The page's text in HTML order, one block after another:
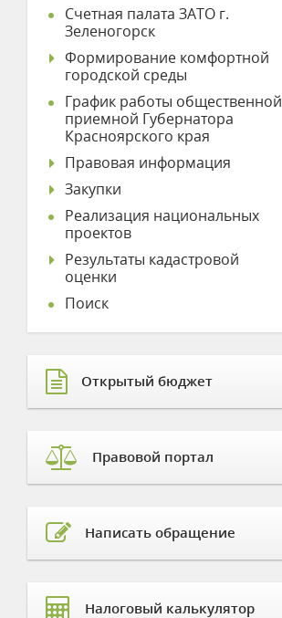
Счетная палата ЗАТО г.
Зеленогорск
Формирование комфортной
городской среды
График работы общественной
приемной Губернатора
Красноярского края
Правовая информация
Закупки
Реализация национальных
проектов
Результаты кадастровой
оценки
Поиск
Открытый бюджет
Правовой портал
Написать обращение
Налоговый калькулятор